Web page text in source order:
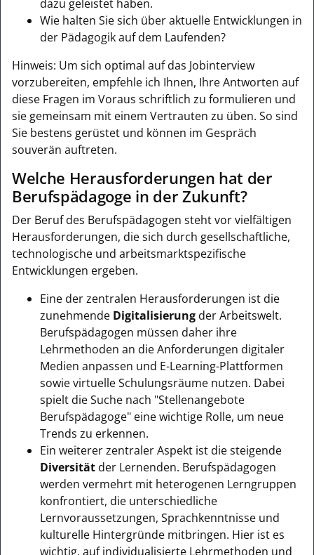
dazu geleistet haben.
Wie halten Sie sich über aktuelle Entwicklungen in
der Pädagogik auf dem Laufenden?
Hinweis: Um sich optimal auf das Jobinterview
vorzubereiten, empfehle ich Ihnen, Ihre Antworten auf
diese Fragen im Voraus schriftlich zu formulieren und
sie gemeinsam mit einem Vertrauten zu üben. So sind
Sie bestens gerüstet und können im Gespräch
souverän auftreten.
Welche Herausforderungen hat der
Berufspädagoge in der Zukunft?
Der Beruf des Berufspädagogen steht vor vielfältigen
Herausforderungen, die sich durch gesellschaftliche,
technologische und arbeitsmarktspezifische
Entwicklungen ergeben.
Eine der zentralen Herausforderungen ist die
zunehmende Digitalisierung der Arbeitswelt.
Berufspädagogen müssen daher ihre
Lehrmethoden an die Anforderungen digitaler
Medien anpassen und E-Learning-Plattformen
sowie virtuelle Schulungsräume nutzen. Dabei
spielt die Suche nach "Stellenangebote
Berufspädagoge" eine wichtige Rolle, um neue
Trends zu erkennen.
Ein weiterer zentraler Aspekt ist die steigende
Diversität der Lernenden. Berufspädagogen
werden vermehrt mit heterogenen Lerngruppen
konfrontiert, die unterschiedliche
Lernvoraussetzungen, Sprachkenntnisse und
kulturelle Hintergründe mitbringen. Hier ist es
wichtig, auf individualisierte Lehrmethoden und